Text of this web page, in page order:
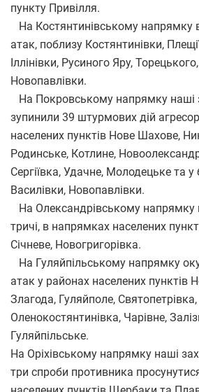
пункту Привілля.
На Костянтинівському напрямку
атак, поблизу Костянтинівки,
Іллінівки, Русиного Яру,
Новопавлівки.
На Покровському напрямку наші
зупинили 39 штурмових дій
населених пунктів Нове Шахове,
Родинське, Котлине,
Сергіївка, Удачне, Молодецьке та у
Василівки, Новопавлівки.
На Олександрівському напрямку
тричі, в напрямках населених
Січневе, Новогригорівка.
На Гуляйпільському напрямку
атак у районах населених пунктів
Злагода, Гуляйполе,
Оленокостянтинівка, Чарівне,
Гуляйпільське.
На Оріхівському напрямку наші
три спроби противника